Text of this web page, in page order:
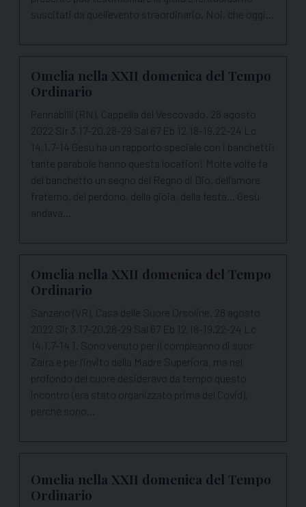
suscitati da quell’evento straordinario. Noi, che oggi…
Omelia nella XXII domenica del Tempo
Ordinario
Pennabilli (RN), Cappella del Vescovado, 28 agosto
2022 Sir 3,17-20.28-29 Sal 67 Eb 12,18-19.22-24 Lc
14,1.7-14 Gesù ha un rapporto speciale con i banchetti:
tante parabole hanno questa location! Molte volte fa
del banchetto un segno del Regno di Dio, dell’amore
fraterno, del perdono, della gioia, della festa... Gesù
andava…
Omelia nella XXII domenica del Tempo
Ordinario
Sanzeno (VR), Casa delle Suore Orsoline, 28 agosto
2022 Sir 3,17-20.28-29 Sal 67 Eb 12,18-19.22-24 Lc
14,1.7-14 1. Sono venuto per il compleanno di suor
Zaira e per l’invito della Madre Superiora, ma nel
profondo del cuore desideravo da tempo questo
incontro (era stato organizzato prima del Covid),
perché sono…
Omelia nella XXII domenica del Tempo
Ordinario